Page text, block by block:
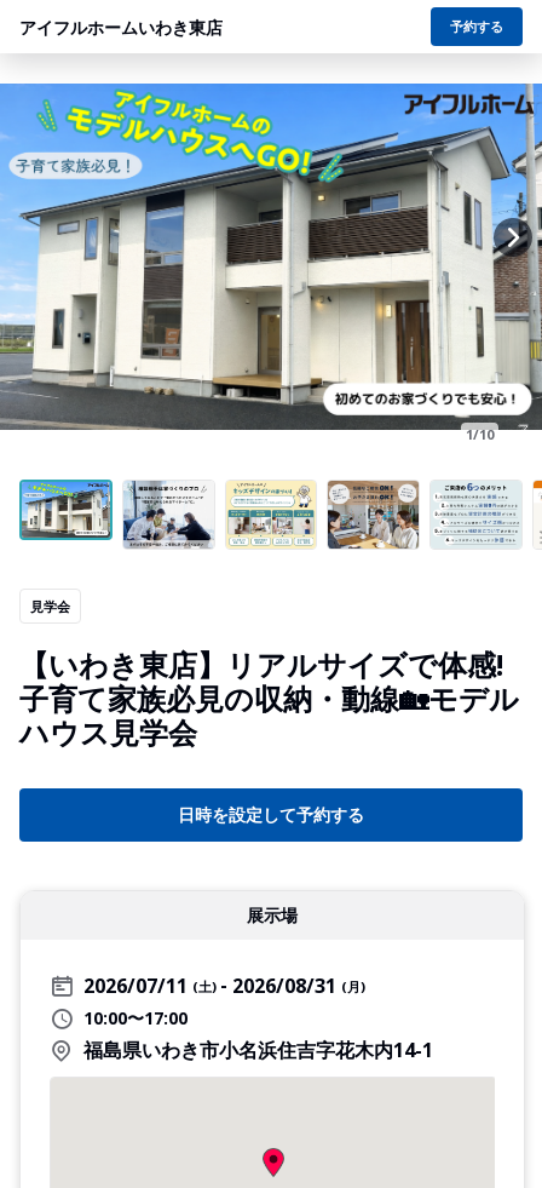
アイフルホームいわき東店 予約する
1/10
見学会
【いわき東店】リアルサイズで体感!
子育て家族必見の収納・動線🏡モデル
ハウス見学会
日時を設定して予約する
展示場
2026/07/11 (土) 2026/08/31 (月)
10:00〜17:00
福島県いわき市小名浜住吉字花木内14-1